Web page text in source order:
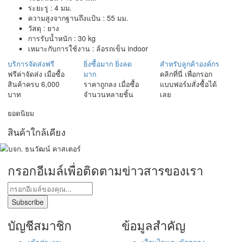
ระยะรู : 4 มม.
ความสูงจากฐานถึงแป้น : 55 มม.
วัสดุ : ยาง
การรับน้ำหนัก : 30 kg
เหมาะกับการใช้งาน : ล้อรถเข็น indoor
บริการจัดส่งฟรี
ฟรีค่าจัดส่ง เมื่อซื้อ
สินค้าครบ 6,000
บาท
ยิ่งซื้อมาก ยิ่งลด
มาก
ราคาถูกลง เมื่อซื้อ
จำนวนหลายชิ้น
สำหรับลูกค้าองค์กร
คลิกที่นี่ เพื่อกรอก
แบบฟอร์มสั่งซื้อได้
เลย
ยอดนิยม
สินค้าใกล้เคียง
กรอกอีเมล์เพื่อติดตามข่าวสารของเรา
บัญชีสมาชิก ข้อมูลสำคัญ